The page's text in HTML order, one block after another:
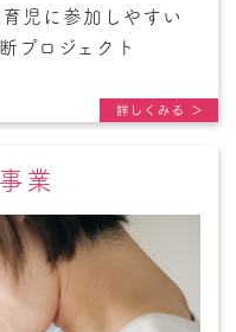
児に参加しやすい
プロジェクト
業